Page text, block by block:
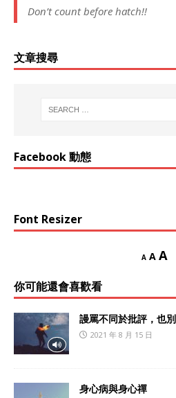
Don’t count before hatch!!
文章搜尋
Facebook 動態
Font Resizer
A A A
你可能還會喜歡看
謾罵不同於批評，也
2021 年 8 月 15 日
身心病與身心禪